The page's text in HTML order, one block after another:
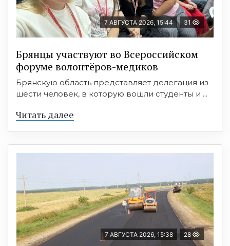
7 АВГУСТА 2026, 15:44 31
Брянцы участвуют во Всероссийском
форуме волонтёров-медиков
Брянскую область представляет делегация из
шести человек, в которую вошли студенты и ...
Читать далее
7 АВГУСТА 2026, 15:38 28